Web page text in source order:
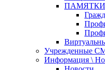
ПАМЯТКИ
Учрежденные
Информация \